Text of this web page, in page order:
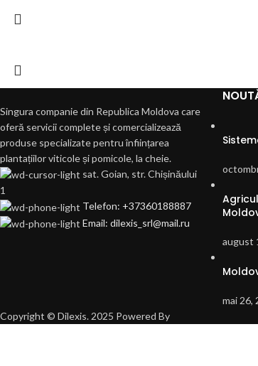
Singura companie din Republica Moldova care
oferă servicii complete și comercializează
produse specializate pentru înființarea
plantațiilor viticole și pomicole, la cheie.
sat. Goian, str. Chișinăului
1
Telefon: +37360188887
Email: dilexis_srl@mail.ru
august
mai 26,
Copyright © Dilexis. 2025 Powered By